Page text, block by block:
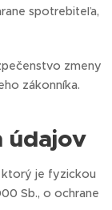
spotrebiteľa,
zmeny
zákonníka.
údajov
ktorý je fyzickou
Sb., o ochrane